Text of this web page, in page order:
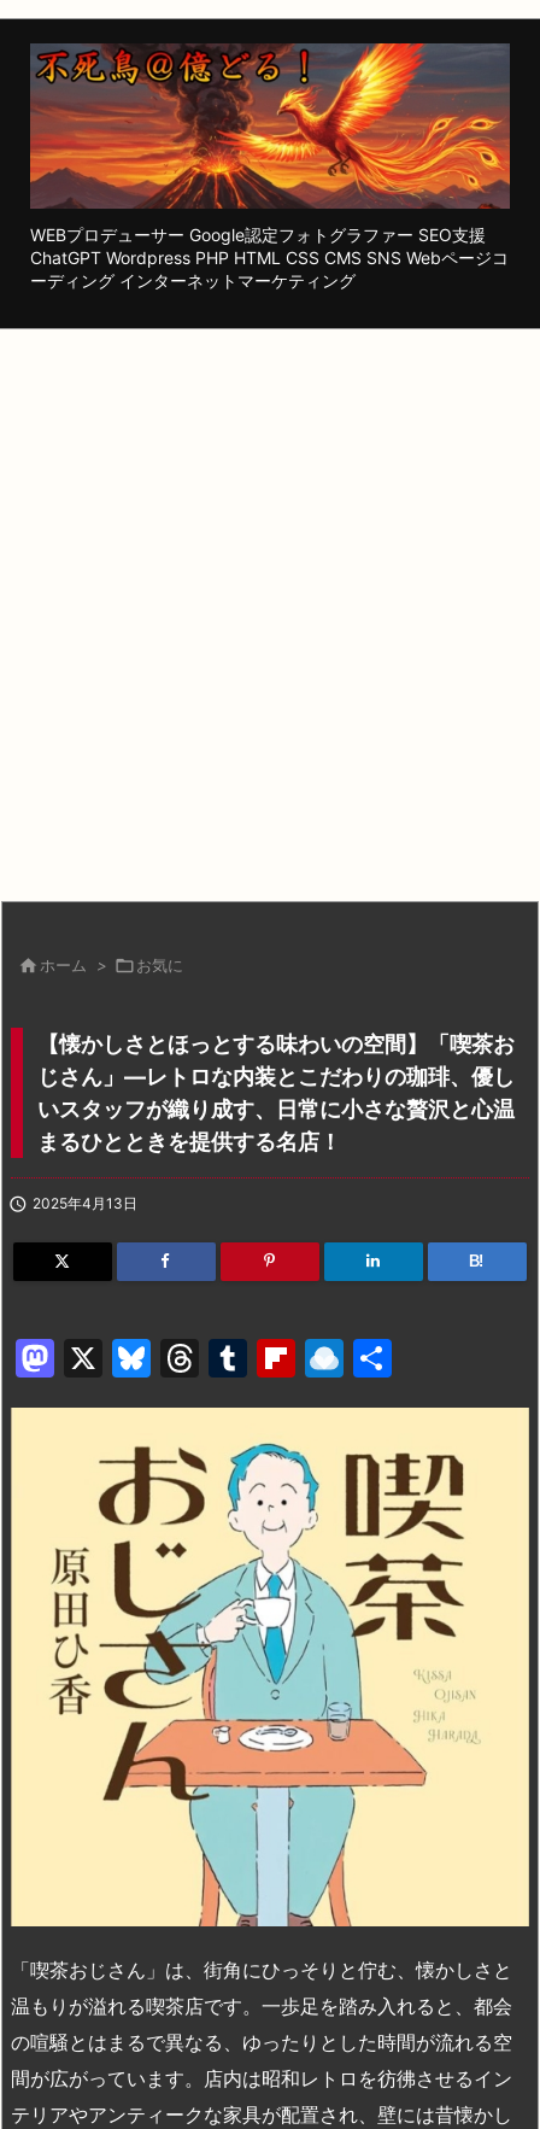
WEBプロデューサー Google認定フォトグラファー SEO支援
ChatGPT Wordpress PHP HTML CSS CMS SNS Webページコ
ーディング インターネットマーケティング
 ホーム > お気に
【懐かしさとほっとする味わいの空間】「喫茶お
じさん」―レトロな内装とこだわりの珈琲、優し
いスタッフが織り成す、日常に小さな贅沢と心温
まるひとときを提供する名店！
 2025年4月13日
B!
M
a
o
n
X
Bl
u
s
k
y
T
hr
a
d
T
u
m
bl
r
Fl
ip
o
ar
d
R
ai
dr
o
p.
io
有
「喫茶おじさん」は、街角にひっそりと佇む、懐かしさと
温もりが溢れる喫茶店です。一歩足を踏み入れると、都会
の喧騒とはまるで異なる、ゆったりとした時間が流れる空
間が広がっています。店内は昭和レトロを彷彿させるイン
テリアやアンティークな家具が配置され、壁には昔懐かし